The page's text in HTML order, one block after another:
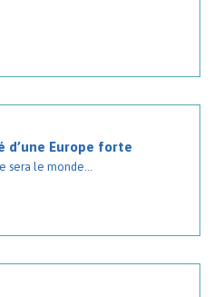
d’une Europe forte
sera le monde...